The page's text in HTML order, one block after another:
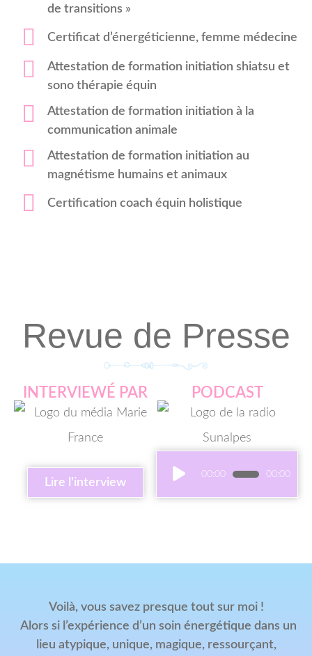
de transitions »
Certificat d’énergéticienne, femme médecine
Attestation de formation initiation shiatsu et
sono thérapie équin
Attestation de formation initiation à la
communication animale
Attestation de formation initiation au
magnétisme humains et animaux
Certification coach équin holistique
Revue de Presse
INTERVIEWÉ PAR
Lire l'interview
PODCAST
Lecteur
audio
00:00 00:00
Voilà, vous savez presque tout sur moi !
Alors si l’expérience d’un soin énergétique dans un
lieu atypique, unique, magique, ressourçant,